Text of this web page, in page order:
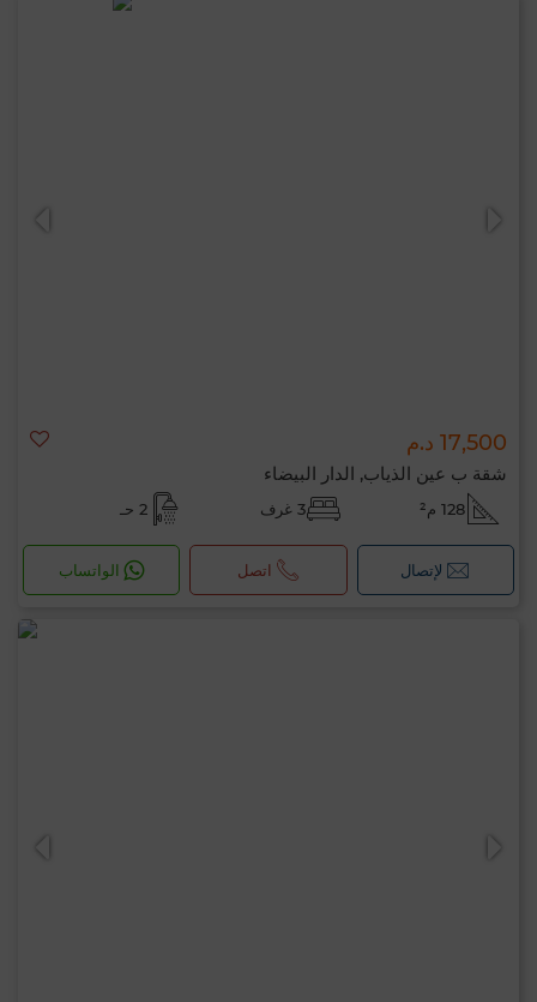
17,500 د.م
شقة ب عين الذياب, الدار البيضاء
128 م² 3 غرف 2 حـ
لإتصال اتصل الواتساب